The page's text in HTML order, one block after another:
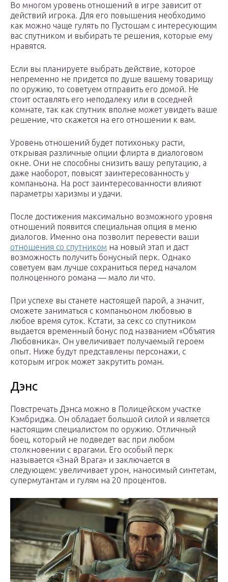
Во многом уровень отношений в игре зависит от
действий игрока. Для его повышения необходимо
как можно чаще гулять по Пустошам с интересующим
вас спутником и выбирать те решения, которые ему
нравятся.
Если вы планируете выбрать действие, которое
непременно не придется по душе вашему товарищу
по оружию, то советуем отправить его домой. Не
стоит оставлять его неподалеку или в соседней
комнате, так как спутник вполне может увидеть ваше
решение, что скажется на его отношении к вам.
Уровень отношений будет потихоньку расти,
открывая различные опции флирта в диалоговом
окне. Они не способны снизить вашу репутацию, а
даже наоборот, повысят заинтересованность у
компаньона. На рост заинтересованности влияют
параметры харизмы и удачи.
После достижения максимально возможного уровня
отношений появится специальная опция в меню
диалогов. Именно она позволит перевести ваши
отношения со спутником на новый этап и даст
возможность получить бонусный перк. Однако
советуем вам лучше сохраниться перед началом
полноценного романа — мало ли что.
При успехе вы станете настоящей парой, а значит,
сможете заниматься с компаньоном любовью в
любое время суток. Кстати, за секс со спутником
выдается временный бонус под названием «Объятия
Любовника». Он увеличивает получаемый героем
опыт. Ниже будут представлены персонажи, с
которым игрок может закрутить роман.
Дэнс
Повстречать Дэнса можно в Полицейском участке
Кэмбриджа. Он обладает большой силой и является
настоящим специалистом по оружию. Отличный
боец, который не подведет вас при любом
столкновении с врагами. Его особый перк
называется «Знай Врага» и заключается в
следующем: увеличивает урон, наносимый синтетам,
супермутантам и гулям на 20 процентов.